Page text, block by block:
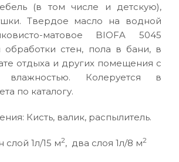
(в том числе и детскую),
Твердое масло на водной
матовое BIOFA 5045
обработки стен, пола в бани, в
отдыха и других помещения с
влажностью. Колеруется в
по каталогу.
Кисть, валик, распылитель.
слой 1л/15 м2, два слоя 1л/8 м2